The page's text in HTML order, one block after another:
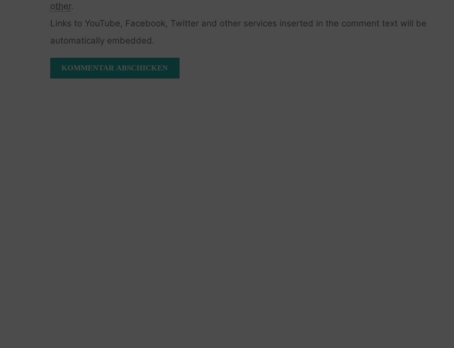
other.
Links to YouTube, Facebook, Twitter and other services inserted in the comment text will be
automatically embedded.